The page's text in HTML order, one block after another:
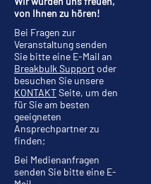
von Ihnen zu hören!
Bei Fragen zur
Veranstaltung senden
Sie bitte eine E-Mail an
Breakbulk Supportoder
besuchen Sie unsere
KONTAKTSeite, um den
für Sie am besten
geeigneten
Ansprechpartner zu
finden;
Bei Medienanfragen
senden Sie bitte eine E-